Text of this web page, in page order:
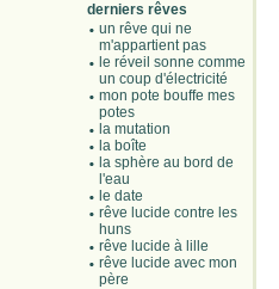
derniers rêves
un rêve qui ne
m'appartient pas
le réveil sonne comme
un coup d'électricité
mon pote bouffe mes
potes
la mutation
la boîte
la sphère au bord de
l'eau
le date
rêve lucide contre les
huns
rêve lucide à lille
rêve lucide avec mon
père